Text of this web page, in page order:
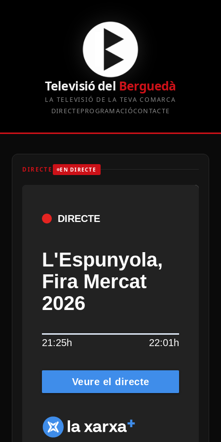
Televisió del Berguedà
LA TELEVISIÓ DE LA TEVA COMARCA
DIRECTEPROGRAMACIÓCONTACTE
DIRECTE EN DIRECTE
DIRECTE
L'Espunyola,
Fira Mercat
2026
21:25h 22:01h
Veure el directe